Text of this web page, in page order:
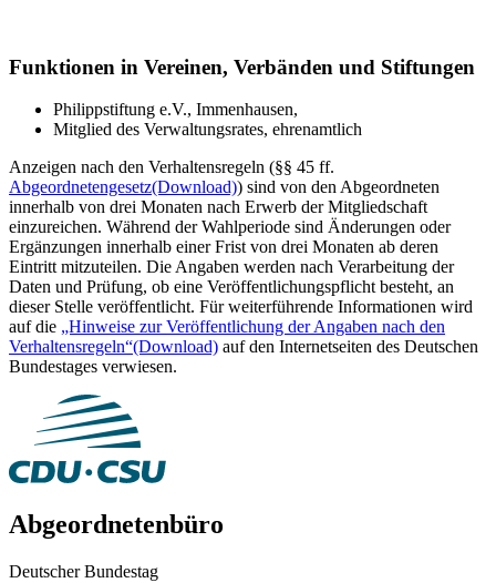
Funktionen in Vereinen, Verbänden und Stiftungen
Philippstiftung e.V., Immenhausen,
Mitglied des Verwaltungsrates, ehrenamtlich
Anzeigen nach den Verhaltensregeln (§§ 45 ff.
Abgeordnetengesetz(Download)) sind von den Abgeordneten
innerhalb von drei Monaten nach Erwerb der Mitgliedschaft
einzureichen. Während der Wahlperiode sind Änderungen oder
Ergänzungen innerhalb einer Frist von drei Monaten ab deren
Eintritt mitzuteilen. Die Angaben werden nach Verarbeitung der
Daten und Prüfung, ob eine Veröffentlichungspflicht besteht, an
dieser Stelle veröffentlicht. Für weiterführende Informationen wird
auf die „Hinweise zur Veröffentlichung der Angaben nach den
Verhaltensregeln“(Download) auf den Internetseiten des Deutschen
Bundestages verwiesen.
Abgeordnetenbüro
Deutscher Bundestag